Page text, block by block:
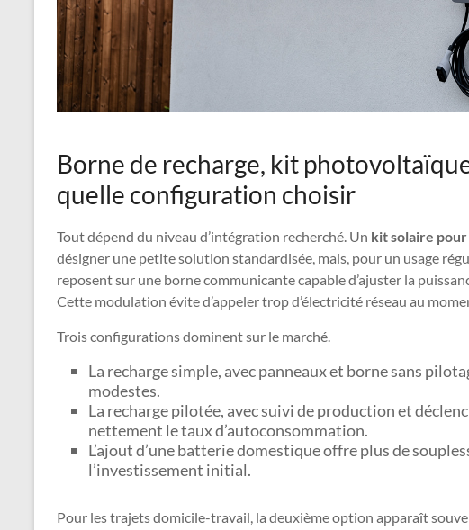
Borne de recharge, kit
quelle configuration choisir
Tout dépend du niveau d’intégration recherché. Un kit solaire
désigner une petite solution standardisée, mais, pour un usage
reposent sur une borne communicante capable d’ajuster la
Cette modulation évite d’appeler trop d’électricité réseau au
Trois configurations dominent sur le marché.
La recharge simple, avec panneaux et borne sans
modestes.
La recharge pilotée, avec suivi de production et
nettement le taux d’autoconsommation.
L’ajout d’une batterie domestique offre plus de
l’investissement initial.
Pour les trajets domicile-travail, la deuxième option apparaît